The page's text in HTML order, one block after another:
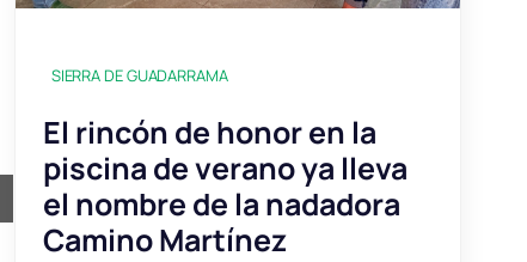
SIERRA DE GUADARRAMA
El rincón de honor en la
piscina de verano ya lleva
el nombre de la nadadora
Camino Martínez